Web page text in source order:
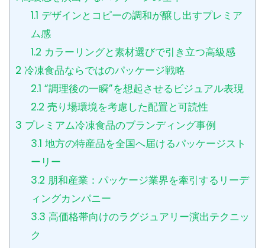
1.1 デザインとコピーの調和が醸し出すプレミア
ム感
1.2 カラーリングと素材選びで引き立つ高級感
2 冷凍食品ならではのパッケージ戦略
2.1 “調理後の一瞬”を想起させるビジュアル表現
2.2 売り場環境を考慮した配置と可読性
3 プレミアム冷凍食品のブランディング事例
3.1 地方の特産品を全国へ届けるパッケージスト
ーリー
3.2 朋和産業：パッケージ業界を牽引するリーデ
ィングカンパニー
3.3 高価格帯向けのラグジュアリー演出テクニッ
ク